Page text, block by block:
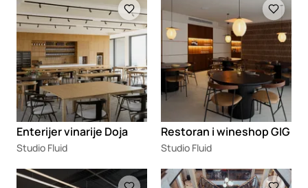
Enterijer vinarije Doja
Studio Fluid
Restoran i wineshop GIG
Studio Fluid
Loading Loading